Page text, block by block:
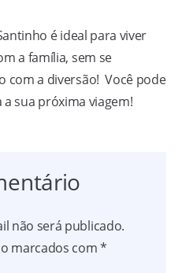
é ideal para viver
a família, sem se
com a diversão! Você pode
a sua próxima viagem!
não será publicado.
marcados com*